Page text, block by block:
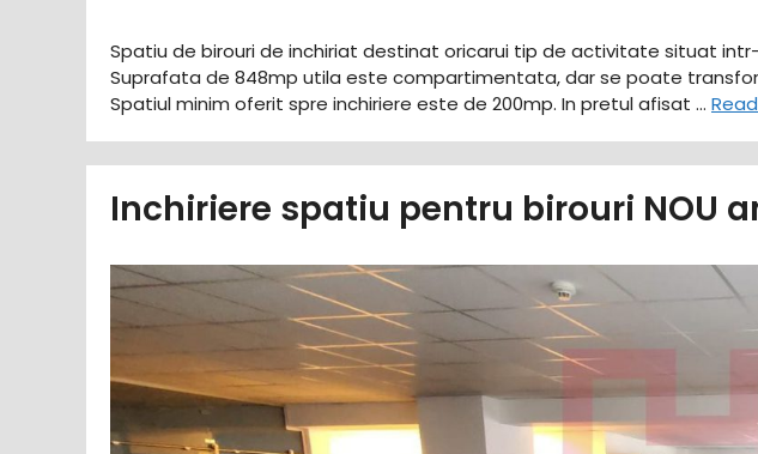
Spatiu de birouri de inchiriat destinat oricarui tip de activitate situat
Suprafata de 848mp utila este compartimentata, dar se poate
Spatiul minim oferit spre inchiriere este de 200mp. In pretul afisat …
Inchiriere spatiu pentru birouri NOU